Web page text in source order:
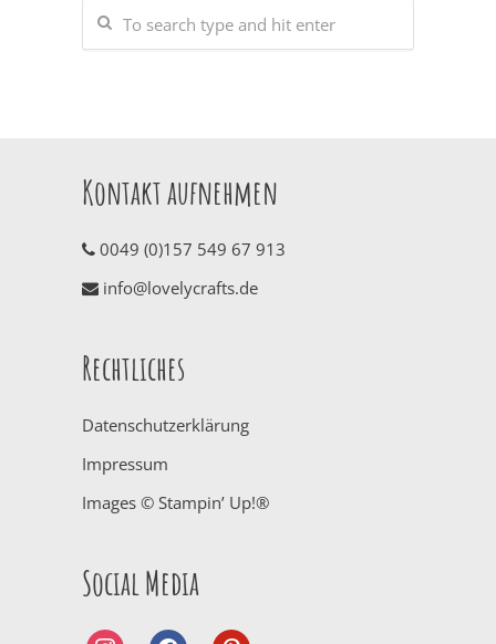
Kontakt aufnehmen
0049 (0)157 549 67 913
info@lovelycrafts.de
Rechtliches
Datenschutzerklärung
Impressum
Images © Stampin’ Up!®
Social Media